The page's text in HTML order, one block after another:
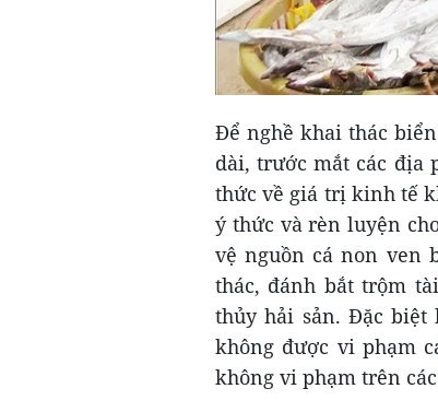
Để nghề khai thác
dài, trước mắt các địa
thức về giá trị kinh tế
ý thức và rèn luyện
vệ nguồn cá non ven
thác, đánh bắt trộm
thủy hải sản. Đặc biệt
không được vi phạm
không vi phạm trên